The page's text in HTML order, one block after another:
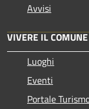
Avvisi
VIVERE IL COMUNE
Luoghi
Eventi
Portale